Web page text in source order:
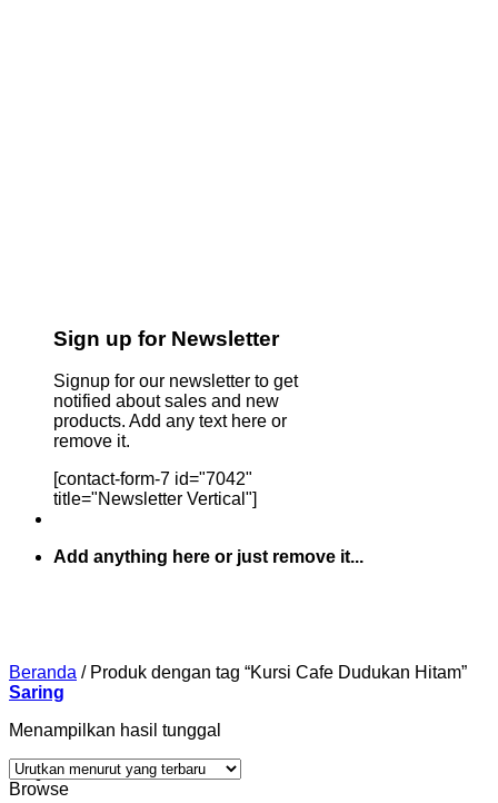
Sign up for Newsletter
Signup for our newsletter to get
notified about sales and new
products. Add any text here or
remove it.
[contact-form-7 id="7042"
title="Newsletter Vertical"]
Add anything here or just remove it...
Beranda /Produk dengan tag “Kursi Cafe Dudukan Hitam”
Saring
Menampilkan hasil tunggal
Browse